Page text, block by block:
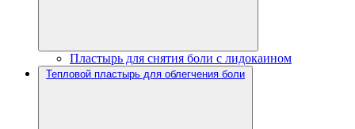
Пластырь для снятия боли с лидокаином
Тепловой пластырь для облегчения боли